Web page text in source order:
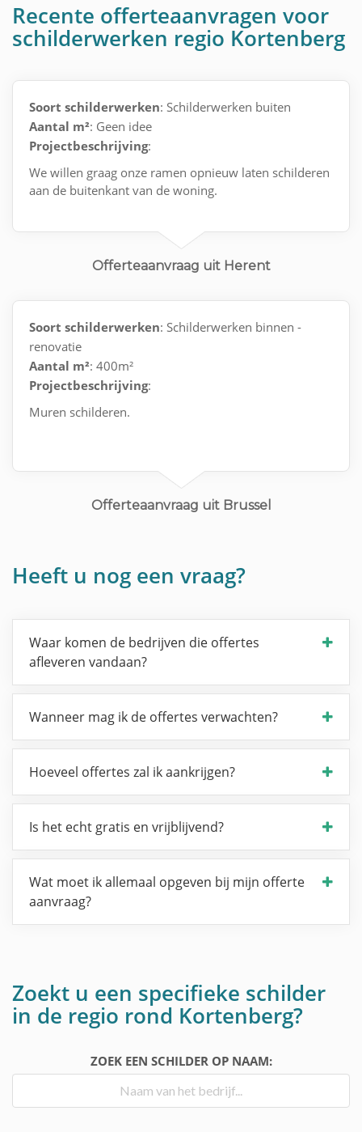
Recente offerteaanvragen voor
schilderwerken regio Kortenberg
Soort schilderwerken: Schilderwerken buiten
Aantal m²: Geen idee
Projectbeschrijving:
We willen graag onze ramen opnieuw laten schilderen
aan de buitenkant van de woning.
Offerteaanvraag uit Herent
Soort schilderwerken: Schilderwerken binnen -
renovatie
Aantal m²: 400m²
Projectbeschrijving:
Muren schilderen.
Offerteaanvraag uit Brussel
Heeft u nog een vraag?
Waar komen de bedrijven die offertes
afleveren vandaan?
Wanneer mag ik de offertes verwachten?
Hoeveel offertes zal ik aankrijgen?
Is het echt gratis en vrijblijvend?
Wat moet ik allemaal opgeven bij mijn offerte
aanvraag?
Zoekt u een specifieke schilder
in de regio rond Kortenberg?
ZOEK EEN SCHILDER OP NAAM: